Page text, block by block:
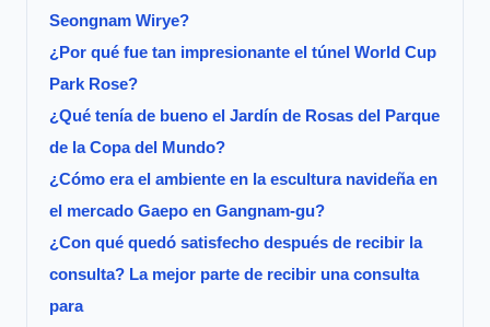
Seongnam Wirye?
¿Por qué fue tan impresionante el túnel World Cup
Park Rose?
¿Qué tenía de bueno el Jardín de Rosas del Parque
de la Copa del Mundo?
¿Cómo era el ambiente en la escultura navideña en
el mercado Gaepo en Gangnam-gu?
¿Con qué quedó satisfecho después de recibir la
consulta? La mejor parte de recibir una consulta
para